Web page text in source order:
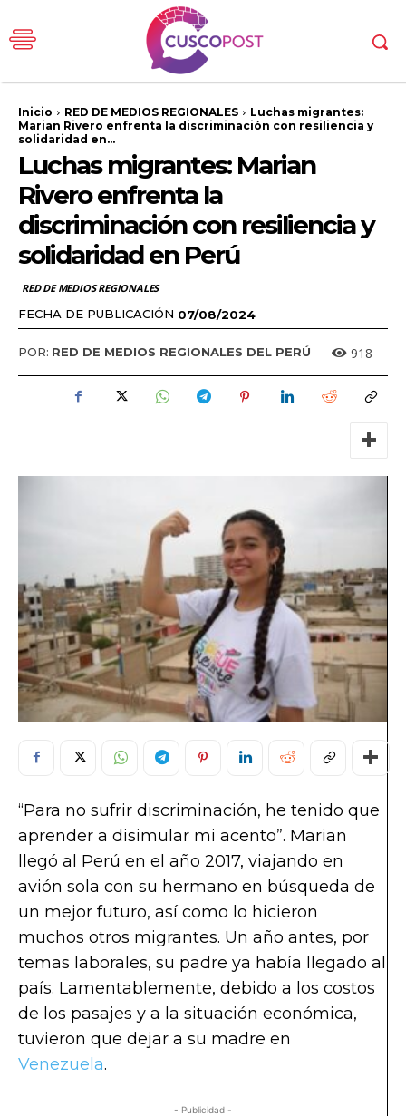
Inicio RED DE MEDIOS REGIONALES
Luchas migrantes:
Marian Rivero enfrenta la discriminación con resiliencia y
solidaridad en...
Luchas migrantes: Marian
Rivero enfrenta la
discriminación con resiliencia y
solidaridad en Perú
RED DE MEDIOS REGIONALES
FECHA DE PUBLICACIÓN 07/08/2024
POR: RED DE MEDIOS REGIONALES DEL PERÚ 918
“Para no sufrir discriminación, he tenido que
aprender a disimular mi acento”. Marian
llegó al Perú en el año 2017, viajando en
avión sola con su hermano en búsqueda de
un mejor futuro, así como lo hicieron
muchos otros migrantes. Un año antes, por
temas laborales, su padre ya había llegado al
país. Lamentablemente, debido a los costos
de los pasajes y a la situación económica,
tuvieron que dejar a su madre en
Venezuela.
- Publicidad -